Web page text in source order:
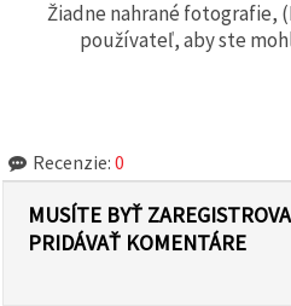
Žiadne nahrané fotografie,
používateľ, aby ste
Recenzie: 0
MUSÍTE BYŤ
PRIDÁVAŤ KOMENTÁRE